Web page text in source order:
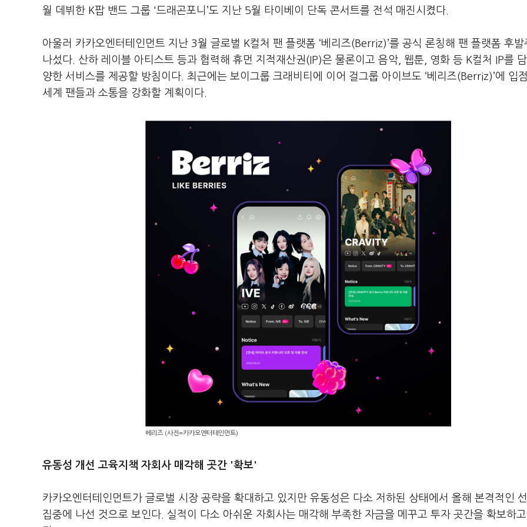
월 데뷔한 K팝 밴드 그룹 '드래곤포니’도 지난 5월 타이베이 단독 콘서트를 전석 매진시켰다.
아울러 카카오엔터테인먼트 지난 3월 글로벌 K컬처 팬 플랫폼 ‘베리즈(Berriz)’를 공식 론칭해 팬 플랫폼 후발
나섰다. 산하 레이블 아티스트 등과 협력해 휴먼 지적재산권(IP)은 물론이고 음악, 웹툰, 영화 등 K컬처 IP를
양한 서비스를 제공할 방침이다. 최근에는 보이그룹 크래비티에 이어 걸그룹 아이브도 ‘베리즈(Berriz)’에 입
세계 팬들과 소통을 강화할 계획이다.
베리즈 (사진=카카오엔터테인먼트)
유동성 개선 고육지책 자회사 매각해 곳간 '확보'
카카오엔터테인먼트가 글로벌 시장 공략을 확대하고 있지만 유동성은 다소 저하된 상태에서 올해 본격적인
집중에 나선 것으로 보인다. 실적이 다소 아쉬운 자회사는 매각해 부족한 자금을 메꾸고 투자 곳간을 확보하